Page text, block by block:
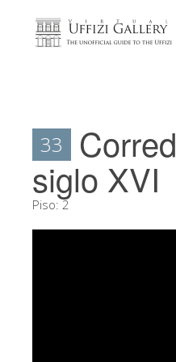
Home
Eventos y
Los
Visite los
33
siglo XVI
Piso:2